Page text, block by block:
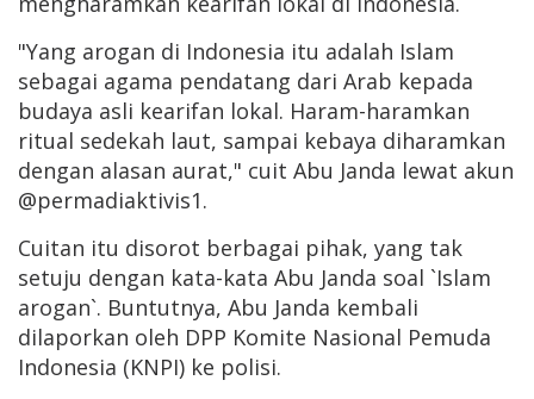
"Yang arogan di Indonesia itu adalah Islam
sebagai agama pendatang dari Arab kepada
budaya asli kearifan lokal. Haram-haramkan
ritual sedekah laut, sampai kebaya diharamkan
dengan alasan aurat," cuit Abu Janda lewat akun
@permadiaktivis1.
Cuitan itu disorot berbagai pihak, yang tak
setuju dengan kata-kata Abu Janda soal `Islam
arogan`. Buntutnya, Abu Janda kembali
dilaporkan oleh DPP Komite Nasional Pemuda
Indonesia (KNPI) ke polisi.